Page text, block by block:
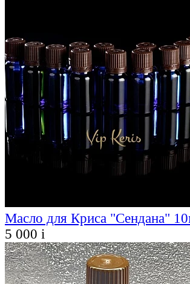
Масло для Криса "Сендана"
5 000 i